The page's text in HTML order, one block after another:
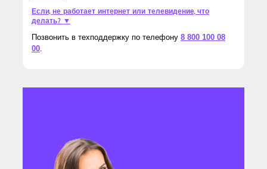
Если, не работает интернет или телевидение, что
делать? ▼
Позвонить в техподдержку по телефону 8 800 100 08
00